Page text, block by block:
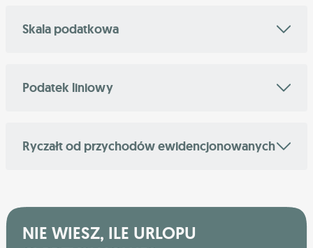
Skala podatkowa
Podatek liniowy
Ryczałt od przychodów ewidencjonowanych
NIE WIESZ, ILE URLOPU